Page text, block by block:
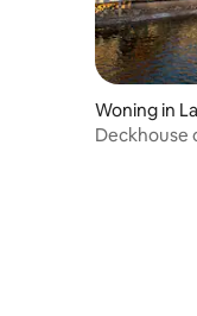
Woning in
Deckhouse